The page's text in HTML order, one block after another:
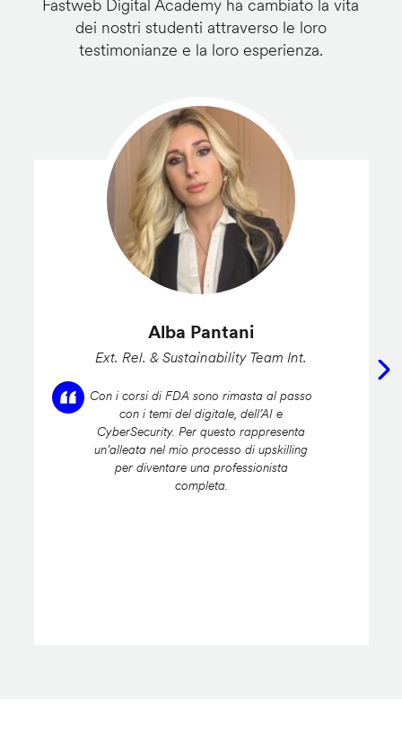
Fastweb Digital Academy ha cambiato la vita
dei nostri studenti attraverso le loro
testimonianze e la loro esperienza.
Alba Pantani
Ext. Rel. & Sustainability Team Int.
Con i corsi di FDA sono rimasta al passo
con i temi del digitale, dell’AI e
CyberSecurity. Per questo rappresenta
un’alleata nel mio processo di upskilling
per diventare una professionista
completa.